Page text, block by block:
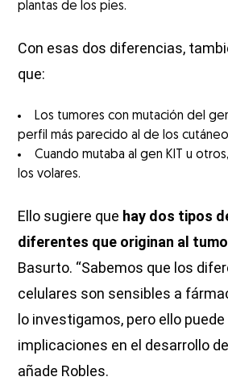
plantas de los pies.
Con esas dos diferencias,
que:
Los tumores con mutación del
perfil más parecido al de los
Cuando mutaba al gen KIT u
los volares.
Ello sugiere que hay dos tipos
diferentes que originan al
Basurto. “Sabemos que los
celulares son sensibles a
lo investigamos, pero ello
implicaciones en el desarrollo
añade Robles.